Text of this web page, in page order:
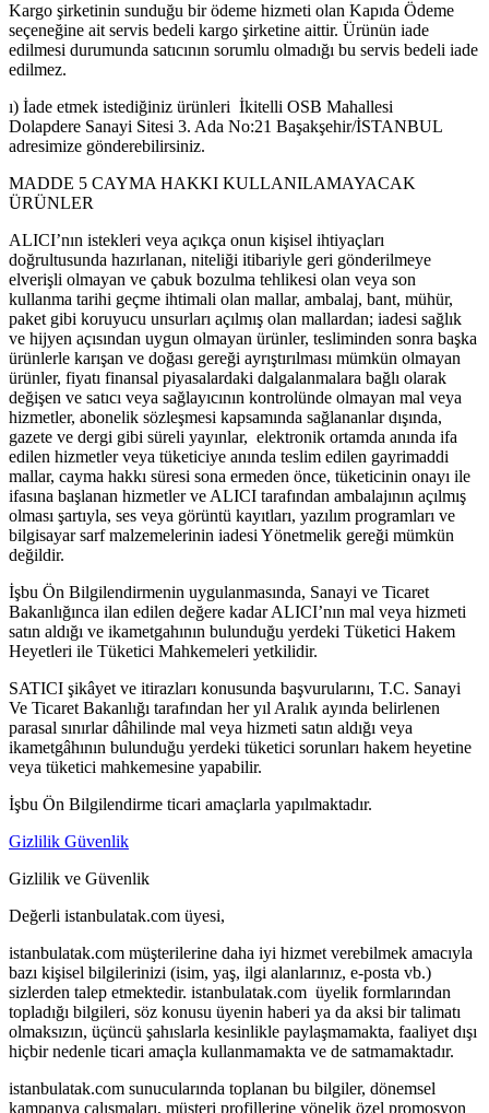
Kargo şirketinin sunduğu bir ödeme hizmeti olan Kapıda Ödeme
seçeneğine ait servis bedeli kargo şirketine aittir. Ürünün iade
edilmesi durumunda satıcının sorumlu olmadığı bu servis bedeli iade
edilmez.
ı) İade etmek istediğiniz ürünleri İkitelli OSB Mahallesi
Dolapdere Sanayi Sitesi 3. Ada No:21 Başakşehir/İSTANBUL
adresimize gönderebilirsiniz.
MADDE 5 CAYMA HAKKI KULLANILAMAYACAK
ÜRÜNLER
ALICI’nın istekleri veya açıkça onun kişisel ihtiyaçları
doğrultusunda hazırlanan, niteliği itibariyle geri gönderilmeye
elverişli olmayan ve çabuk bozulma tehlikesi olan veya son
kullanma tarihi geçme ihtimali olan mallar, ambalaj, bant, mühür,
paket gibi koruyucu unsurları açılmış olan mallardan; iadesi sağlık
ve hijyen açısından uygun olmayan ürünler, tesliminden sonra başka
ürünlerle karışan ve doğası gereği ayrıştırılması mümkün olmayan
ürünler, fiyatı finansal piyasalardaki dalgalanmalara bağlı olarak
değişen ve satıcı veya sağlayıcının kontrolünde olmayan mal veya
hizmetler, abonelik sözleşmesi kapsamında sağlananlar dışında,
gazete ve dergi gibi süreli yayınlar, elektronik ortamda anında ifa
edilen hizmetler veya tüketiciye anında teslim edilen gayrimaddi
mallar, cayma hakkı süresi sona ermeden önce, tüketicinin onayı ile
ifasına başlanan hizmetler ve ALICI tarafından ambalajının açılmış
olması şartıyla, ses veya görüntü kayıtları, yazılım programları ve
bilgisayar sarf malzemelerinin iadesi Yönetmelik gereği mümkün
değildir.
İşbu Ön Bilgilendirmenin uygulanmasında, Sanayi ve Ticaret
Bakanlığınca ilan edilen değere kadar ALICI’nın mal veya hizmeti
satın aldığı ve ikametgahının bulunduğu yerdeki Tüketici Hakem
Heyetleri ile Tüketici Mahkemeleri yetkilidir.
SATICI şikâyet ve itirazları konusunda başvurularını, T.C. Sanayi
Ve Ticaret Bakanlığı tarafından her yıl Aralık ayında belirlenen
parasal sınırlar dâhilinde mal veya hizmeti satın aldığı veya
ikametgâhının bulunduğu yerdeki tüketici sorunları hakem heyetine
veya tüketici mahkemesine yapabilir.
İşbu Ön Bilgilendirme ticari amaçlarla yapılmaktadır.
Gizlilik Güvenlik
Gizlilik ve Güvenlik
Değerli istanbulatak.com üyesi,
istanbulatak.com müşterilerine daha iyi hizmet verebilmek amacıyla
bazı kişisel bilgilerinizi (isim, yaş, ilgi alanlarınız, e-posta vb.)
sizlerden talep etmektedir. istanbulatak.com üyelik formlarından
topladığı bilgileri, söz konusu üyenin haberi ya da aksi bir talimatı
olmaksızın, üçüncü şahıslarla kesinlikle paylaşmamakta, faaliyet dışı
hiçbir nedenle ticari amaçla kullanmamakta ve de satmamaktadır.
istanbulatak.com sunucularında toplanan bu bilgiler, dönemsel
kampanya çalışmaları, müşteri profillerine yönelik özel promosyon